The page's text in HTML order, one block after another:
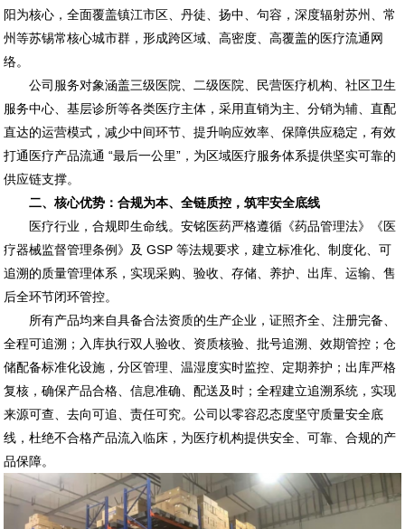
阳为核心，全面覆盖镇江市区、丹徒、扬中、句容，深度辐射苏州、常
州等苏锡常核心城市群，形成跨区域、高密度、高覆盖的医疗流通网
络。
公司服务对象涵盖三级医院、二级医院、民营医疗机构、社区卫生
服务中心、基层诊所等各类医疗主体，采用直销为主、分销为辅、直配
直达的运营模式，减少中间环节、提升响应效率、保障供应稳定，有效
打通医疗产品流通 “最后一公里”，为区域医疗服务体系提供坚实可靠的
供应链支撑。
二、核心优势：合规为本、全链质控，筑牢安全底线
医疗行业，合规即生命线。安铭医药严格遵循《药品管理法》《医
疗器械监督管理条例》及 GSP 等法规要求，建立标准化、制度化、可
追溯的质量管理体系，实现采购、验收、存储、养护、出库、运输、售
后全环节闭环管控。
所有产品均来自具备合法资质的生产企业，证照齐全、注册完备、
全程可追溯；入库执行双人验收、资质核验、批号追溯、效期管控；仓
储配备标准化设施，分区管理、温湿度实时监控、定期养护；出库严格
复核，确保产品合格、信息准确、配送及时；全程建立追溯系统，实现
来源可查、去向可追、责任可究。公司以零容忍态度坚守质量安全底
线，杜绝不合格产品流入临床，为医疗机构提供安全、可靠、合规的产
品保障。